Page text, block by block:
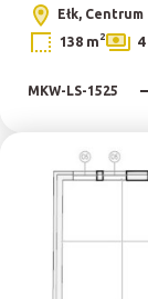
Ełk, Centrum
138 m2 4
MKW-LS-1525